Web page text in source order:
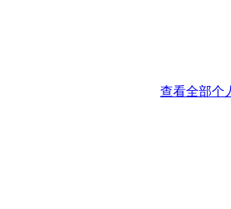
查看全部个